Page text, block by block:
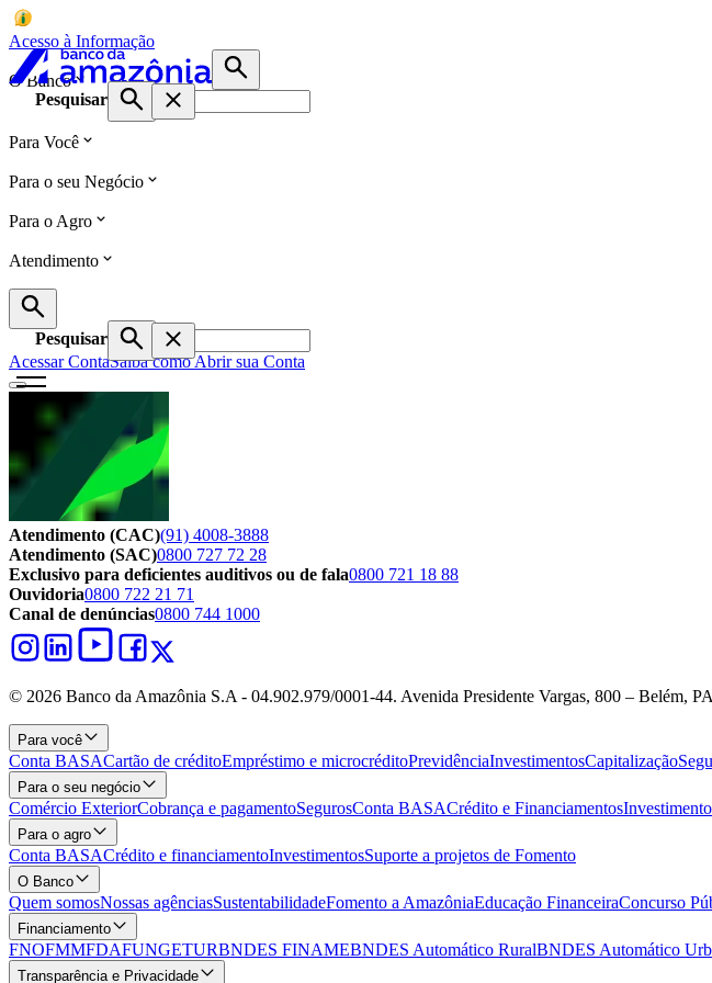
Acesso à Informação
O Banco
Pesquisar
Para Você
Para o seu Negócio
Para o Agro
Atendimento
Pesquisar
Acessar ContaSaiba como Abrir sua Conta
Atendimento (CAC)(91) 4008-3888
Atendimento (SAC)0800 727 72 28
Exclusivo para deficientes auditivos ou de fala0800 721 18 88
Ouvidoria0800 722 21 71
Canal de denúncias0800 744 1000
© 2026 Banco da Amazônia S.A - 04.902.979/0001‐44. Avenida Presidente Vargas, 800 – Belém,
Para você
Conta BASACartão de créditoEmpréstimo e microcréditoPrevidênciaInvestimentosCapitalização
Para o seu negócio
Comércio ExteriorCobrança e pagamentoSegurosConta BASACrédito e Financiamentos
Para o agro
Conta BASACrédito e financiamentoInvestimentosSuporte a projetos de Fomento
O Banco
Quem somosNossas agênciasSustentabilidadeFomento a AmazôniaEducação FinanceiraConcurso
Financiamento
FNOFMMFDAFUNGETURBNDES FINAMEBNDES Automático RuralBNDES Automático
Transparência e Privacidade